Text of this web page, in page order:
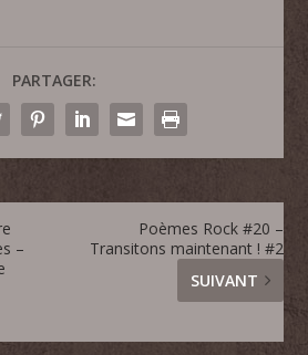
PARTAGER:
–
Poèmes Rock #20 –
Transitons maintenant ! #2
SUIVANT